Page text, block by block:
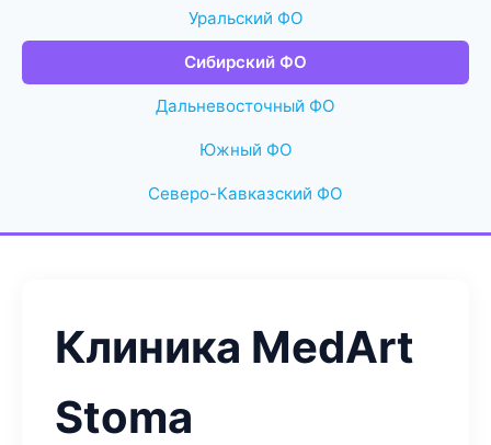
Уральский ФО
Сибирский ФО
Дальневосточный ФО
Южный ФО
Северо-Кавказский ФО
Клиника MedArt
Stoma